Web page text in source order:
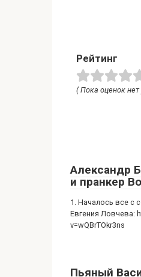
Рейтинг
( Пока оценок нет
Александр
и пранкер
1. Началось все с
Евгения Ловчева:
v=wQBrTOkr3ns
Пьяный